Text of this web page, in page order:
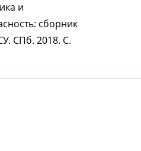
и
сборник
СПб. 2018. C.